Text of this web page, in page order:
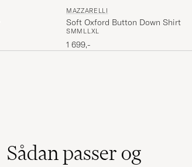
MAZZARELLI
Soft Oxford Button Down Shirt
SMM L L XL
1 699,-
Sådan passer og